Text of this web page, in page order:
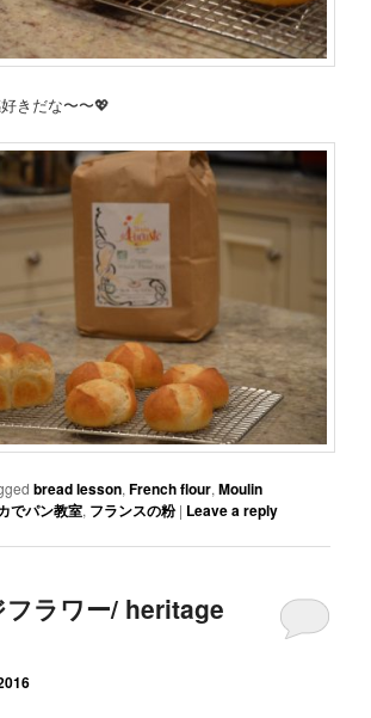
きだな〜〜💖
bread lesson,French flour,Moulin
でパン教室, フランスの粉 | Leave a reply
ラワー/ heritage